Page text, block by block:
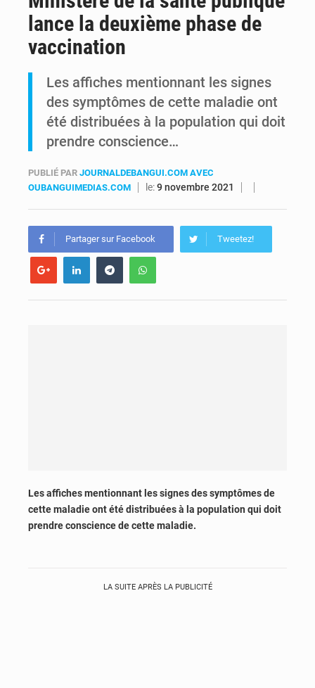
RDC : Raïssa Malu lance les préparatifs d’une Table ronde nationale sur l’éducation inclusive des enfants handicapés
lance la deuxième phase de
vaccination
Les affiches mentionnant les signes
des symptômes de cette maladie ont
été distribuées à la population qui doit
prendre conscience…
PUBLIÉ PAR JOURNALDEBANGUI.COM AVEC
OUBANGUIMEDIAS.COM
le:9 novembre 2021
Partager sur Facebook Tweetez!
Les affiches mentionnant les signes des symptômes de
cette maladie ont été distribuées à la population qui doit
prendre conscience de cette maladie.
LA SUITE APRÈS LA PUBLICITÉ